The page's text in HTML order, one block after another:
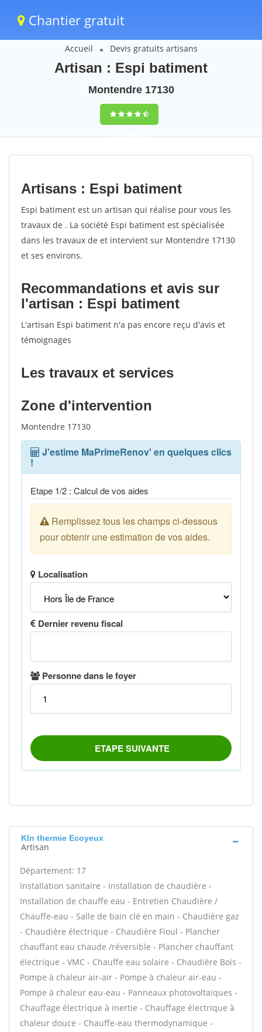
Chantier gratuit
Accueil Devis gratuits artisans
Artisan : Espi batiment
Montendre 17130
9,5(100%)82
votes
Artisans : Espi batiment
Espi batiment est un artisan qui réalise pour vous les
travaux de . La société Espi batiment est spécialisée
dans les travaux de et intervient sur Montendre 17130
et ses environs.
Recommandations et avis sur
l'artisan : Espi batiment
L'artisan Espi batiment n'a pas encore reçu d'avis et
témoignages
Les travaux et services
Zone d'intervention
Montendre 17130
Kln thermie Ecoyeux
Artisan
Département: 17
Installation sanitaire - Installation de chaudière -
Installation de chauffe eau - Entretien Chaudière /
Chauffe-eau - Salle de bain clé en main - Chaudière gaz
- Chaudière électrique - Chaudière Fioul - Plancher
chauffant eau chaude /réversible - Plancher chauffant
électrique - VMC - Chauffe eau solaire - Chaudière Bois -
Pompe à chaleur air-air - Pompe à chaleur air-eau -
Pompe à chaleur eau-eau - Panneaux photovoltaïques -
Chauffage électrique à inertie - Chauffage électrique à
chaleur douce - Chauffe-eau thermodynamique -